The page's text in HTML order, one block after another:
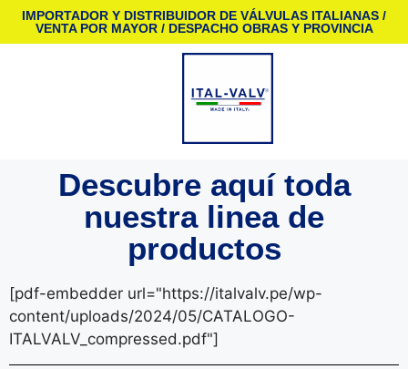
IMPORTADOR Y DISTRIBUIDOR DE VÁLVULAS ITALIANAS /
VENTA POR MAYOR / DESPACHO OBRAS Y PROVINCIA
Descubre aquí toda
nuestra linea de
productos
[pdf-embedder url="https://italvalv.pe/wp-
content/uploads/2024/05/CATALOGO-
ITALVALV_compressed.pdf"]